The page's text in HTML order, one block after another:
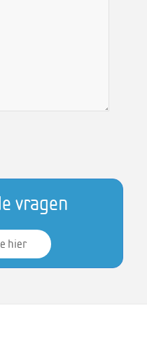
vragen
hier